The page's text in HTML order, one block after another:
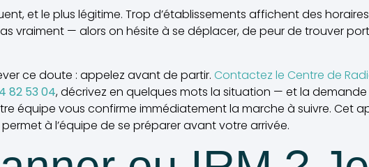
et le plus légitime. Trop d’établissements affichent des horaires
vraiment — alors on hésite à se déplacer, de peur de trouver
ce doute : appelez avant de partir. Contactez le Centre de
82 53 04, décrivez en quelques mots la situation — et la demande
équipe vous confirme immédiatement la marche à suivre. Cet
à l’équipe de se préparer avant votre arrivée.